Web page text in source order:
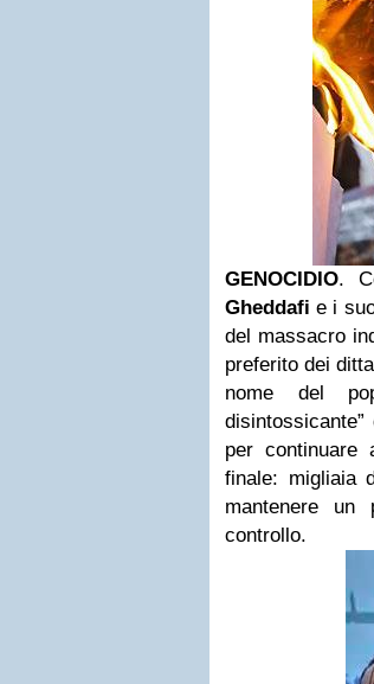
GENOCIDIO.
Gheddafie i
del massacro
preferito dei
nome del
per
finale: migliaia
mantenere un
controllo.